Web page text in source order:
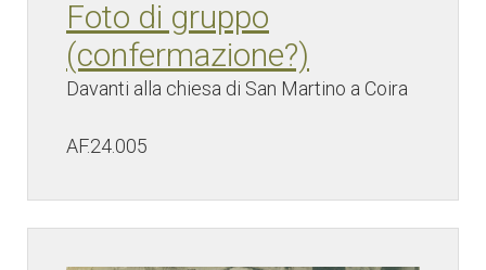
Foto di gruppo
(confermazione?)
Davanti alla chiesa di San Martino a Coira
AF.24.005